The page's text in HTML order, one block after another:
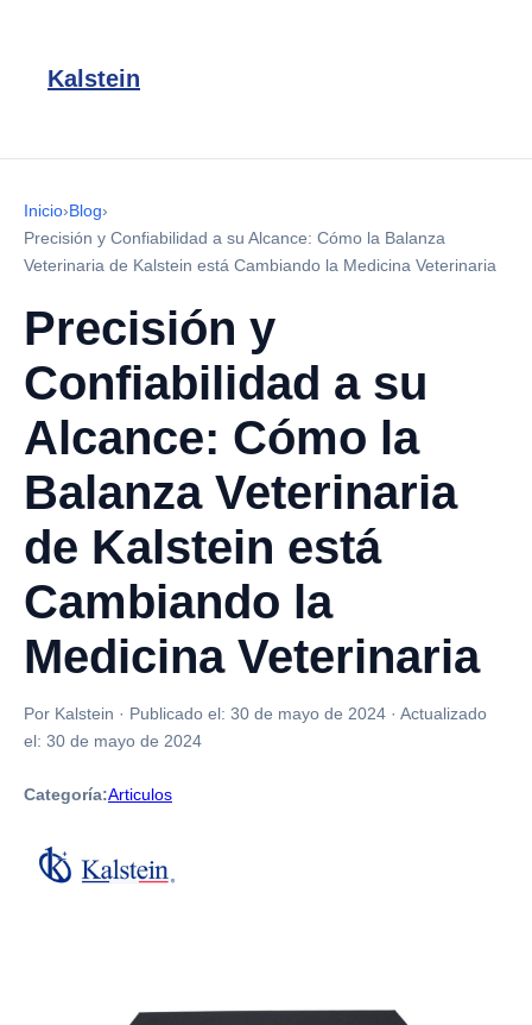
Kalstein
Inicio›Blog›
Precisión y Confiabilidad a su Alcance: Cómo la Balanza
Veterinaria de Kalstein está Cambiando la Medicina Veterinaria
Precisión y
Confiabilidad a su
Alcance: Cómo la
Balanza Veterinaria
de Kalstein está
Cambiando la
Medicina Veterinaria
Por Kalstein · Publicado el: 30 de mayo de 2024 · Actualizado
el: 30 de mayo de 2024
Categoría:Articulos